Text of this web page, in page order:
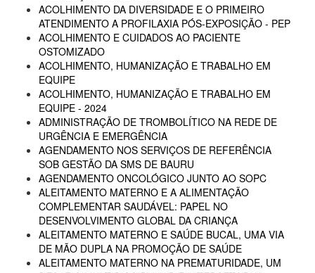
ACOLHIMENTO DA DIVERSIDADE E O PRIMEIRO
ATENDIMENTO A PROFILAXIA PÓS-EXPOSIÇÃO - PEP
ACOLHIMENTO E CUIDADOS AO PACIENTE
OSTOMIZADO
ACOLHIMENTO, HUMANIZAÇÃO E TRABALHO EM
EQUIPE
ACOLHIMENTO, HUMANIZAÇÃO E TRABALHO EM
EQUIPE - 2024
ADMINISTRAÇÃO DE TROMBOLÍTICO NA REDE DE
URGÊNCIA E EMERGÊNCIA
AGENDAMENTO NOS SERVIÇOS DE REFERÊNCIA
SOB GESTÃO DA SMS DE BAURU
AGENDAMENTO ONCOLÓGICO JUNTO AO SOPC
ALEITAMENTO MATERNO E A ALIMENTAÇÃO
COMPLEMENTAR SAUDÁVEL: PAPEL NO
DESENVOLVIMENTO GLOBAL DA CRIANÇA
ALEITAMENTO MATERNO E SAÚDE BUCAL, UMA VIA
DE MÃO DUPLA NA PROMOÇÃO DE SAÚDE
ALEITAMENTO MATERNO NA PREMATURIDADE, UM